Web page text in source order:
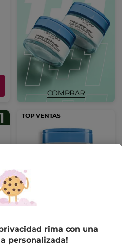
TOP VENTAS
Gel Crema Hidratante
Tarro 50 ml
23,90€
rima con una
personalizada!